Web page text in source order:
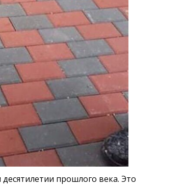
прошлого века. Это